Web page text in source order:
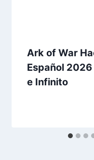
Ark of War
Español 2026
e Infinito